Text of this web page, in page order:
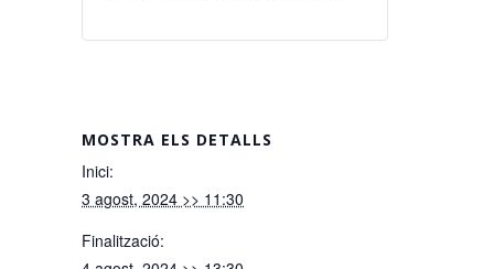
MOSTRA ELS DETALLS
Inici:
3 agost, 2024 >> 11:30
Finalització: